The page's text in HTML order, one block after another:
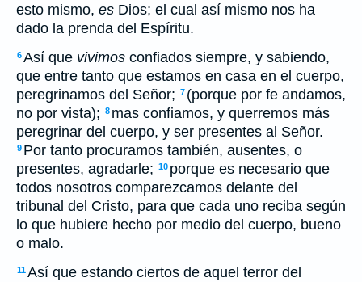
esto mismo, es Dios; el cual así mismo nos ha
dado la prenda del Espíritu.
6Así que vivimos confiados siempre, y sabiendo,
que entre tanto que estamos en casa en el cuerpo,
peregrinamos del Señor; 7 (porque por fe andamos,
no por vista); 8 mas confiamos, y querremos más
peregrinar del cuerpo, y ser presentes al Señor.
9 Por tanto procuramos también, ausentes, o
presentes, agradarle; 10 porque es necesario que
todos nosotros comparezcamos delante del
tribunal del Cristo, para que cada uno reciba según
lo que hubiere hecho por medio del cuerpo, bueno
o malo.
11Así que estando ciertos de aquel terror del